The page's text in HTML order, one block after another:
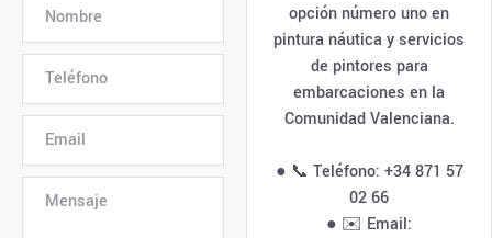
opción número uno en
pintura náutica y servicios
de pintores para
embarcaciones en la
Comunidad Valenciana.
● 📞 Teléfono: +34 871 57
02 66
● ✉️ Email: